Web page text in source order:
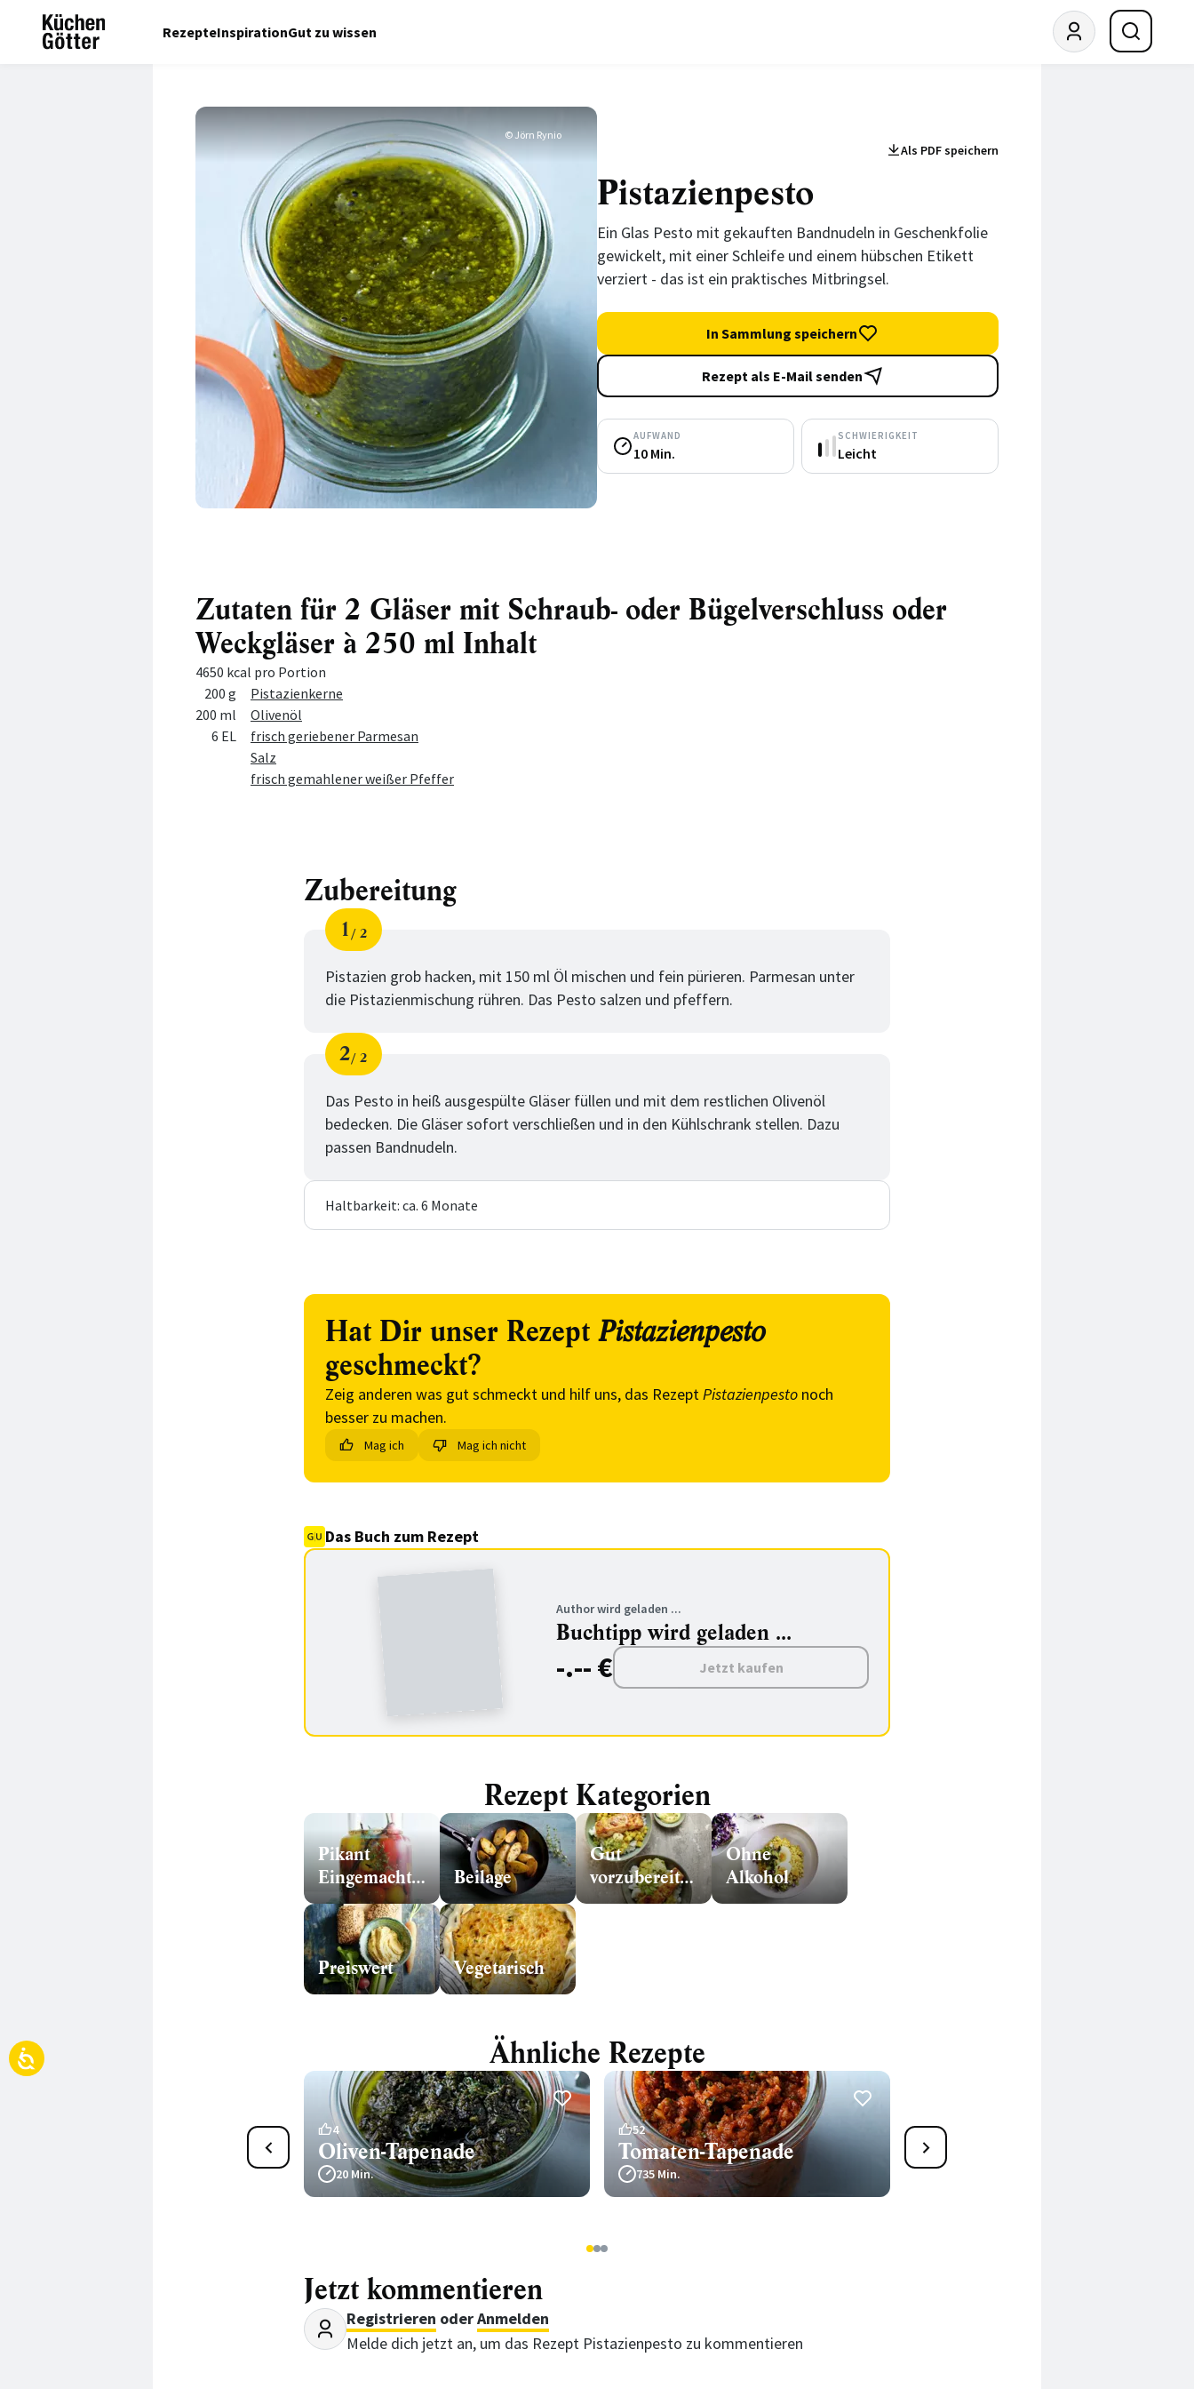
RezepteInspirationGut zu wissen
© Jörn Rynio
Als PDF speichern
Pistazienpesto
Ein Glas Pesto mit gekauften Bandnudeln in Geschenkfolie
gewickelt, mit einer Schleife und einem hübschen Etikett
verziert - das ist ein praktisches Mitbringsel.
In Sammlung speichern
Rezept als E-Mail senden
AUFWAND
10 Min.
SCHWIERIGKEIT
Leicht
Zutaten für 2 Gläser mit Schraub- oder Bügelverschluss oder
Weckgläser à 250 ml Inhalt
4650 kcal pro Portion
Menge Zutat
200 g
Pistazienkerne
200 ml
Olivenöl
6 EL
frisch geriebener Parmesan
Salz
frisch gemahlener weißer Pfeffer
Zubereitung
Schritt
1
von
2
Pistazien grob hacken, mit 150 ml Öl mischen und fein pürieren. Parmesan unter
die Pistazienmischung rühren. Das Pesto salzen und pfeffern.
Schritt
2
von
2
Das Pesto in heiß ausgespülte Gläser füllen und mit dem restlichen Olivenöl
bedecken. Die Gläser sofort verschließen und in den Kühlschrank stellen. Dazu
passen Bandnudeln.
Haltbarkeit: ca. 6 Monate
Hat Dir unser Rezept Pistazienpesto
geschmeckt?
Zeig anderen was gut schmeckt und hilf uns, das RezeptPistazienpesto noch
besser zu machen.
Mag ich Mag ich nicht
Das Buch zum Rezept
Author wird geladen ...
Buchtipp wird geladen ...
-.-- € Jetzt kaufen
Rezept Kategorien
Pikant
Eingemachtes
Beilage
Gut
vorzubereiten
Ohne
Alkohol
Preiswert Vegetarisch
Ähnliche Rezepte
4
Oliven-Tapenade
20 Min.
52
Tomaten-Tapenade
735 Min.
10
Feigensenf mit
Himbeeressig
123
Jetzt kommentieren
Registrieren oderAnmelden
Melde dich jetzt an, um das Rezept Pistazienpesto zu kommentieren